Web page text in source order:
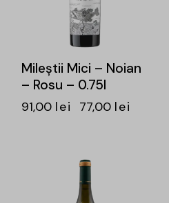
Mileştii Mici – Noian
– Rosu – 0.75l
91,00 lei 77,00 lei